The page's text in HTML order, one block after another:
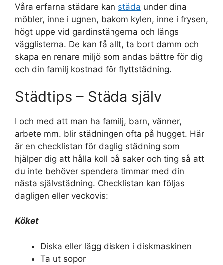
Våra erfarna städare kan städa under dina
möbler, inne i ugnen, bakom kylen, inne i frysen,
högt uppe vid gardinstängerna och längs
vägglisterna. De kan få allt, ta bort damm och
skapa en renare miljö som andas bättre för dig
och din familj kostnad för flyttstädning.
Städtips – Städa själv
I och med att man ha familj, barn, vänner,
arbete mm. blir städningen ofta på hugget. Här
är en checklistan för daglig städning som
hjälper dig att hålla koll på saker och ting så att
du inte behöver spendera timmar med din
nästa självstädning. Checklistan kan följas
dagligen eller veckovis:
Köket
Diska eller lägg disken i diskmaskinen
Ta ut sopor